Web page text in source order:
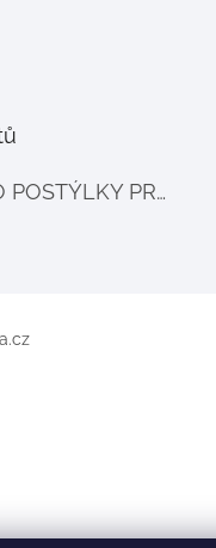
LOŽNÍ PRÁDLO DO POSTÝLKY PRO PANENKY BALLOON - šedé
5 hvězdiček.